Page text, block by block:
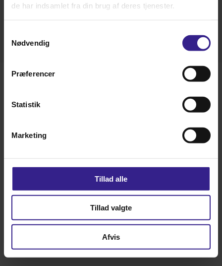
de har indsamlet fra din brug af deres tjenester.
Nødvendig
Præferencer
Statistik
Marketing
Tillad alle
Tillad valgte
Afvis